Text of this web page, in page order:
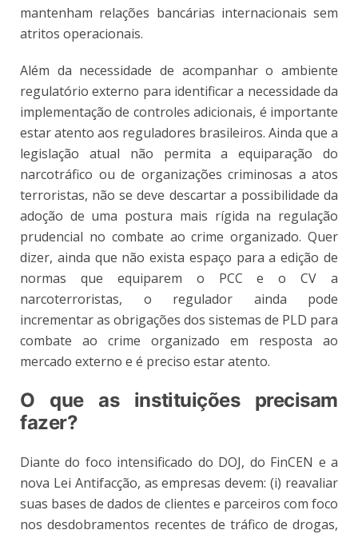
mantenham relações bancárias internacionais sem
atritos operacionais.
Além da necessidade de acompanhar o ambiente
regulatório externo para identificar a necessidade da
implementação de controles adicionais, é importante
estar atento aos reguladores brasileiros. Ainda que a
legislação atual não permita a equiparação do
narcotráfico ou de organizações criminosas a atos
terroristas, não se deve descartar a possibilidade da
adoção de uma postura mais rígida na regulação
prudencial no combate ao crime organizado. Quer
dizer, ainda que não exista espaço para a edição de
normas que equiparem o PCC e o CV a
narcoterroristas, o regulador ainda pode
incrementar as obrigações dos sistemas de PLD para
combate ao crime organizado em resposta ao
mercado externo e é preciso estar atento.
O que as instituições precisam
fazer?
Diante do foco intensificado do DOJ, do FinCEN e a
nova Lei Antifacção, as empresas devem: (i) reavaliar
suas bases de dados de clientes e parceiros com foco
nos desdobramentos recentes de tráfico de drogas,